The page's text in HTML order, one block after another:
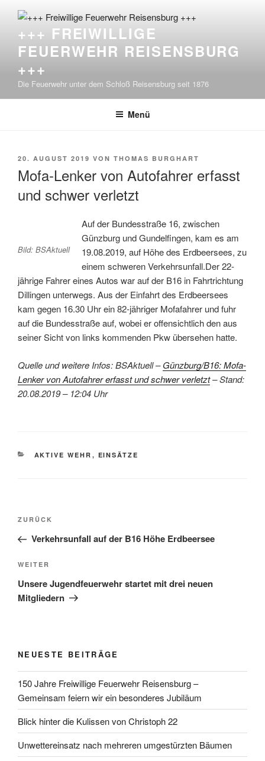
Inhalt
springen+++ FREIWILLIGE
FEUERWEHR REISENSBURG
+++
Die Feuerwehr unter dem Schloß Reisensburg seit 1876
Menü
VERÖFFENTLICHT
20. AUGUST 2019 VON THOMAS BURGHART
Mofa-Lenker von Autofahrer erfasst
und schwer verletzt
Bild: BSAktuell
Auf der Bundesstraße 16, zwischen
Günzburg und Gundelfingen, kam es am
19.08.2019, auf Höhe des Erdbeersees, zu
einem schweren Verkehrsunfall.Der 22-
jährige Fahrer eines Autos war auf der B16 in Fahrtrichtung
Dillingen unterwegs. Aus der Einfahrt des Erdbeersees
kam gegen 16.30 Uhr ein 82-jähriger Mofafahrer und fuhr
auf die Bundesstraße auf, wobei er offensichtlich den aus
seiner Sicht von links kommenden Pkw übersehen hatte.
Quelle und weitere Infos: BSAktuell –Günzburg/B16: Mofa-
Lenker von Autofahrer erfasst und schwer verletzt– Stand:
20.08.2019 – 12:04 Uhr
KATEGORIEN
AKTIVE WEHR , EINSÄTZE
Beitragsnavigation
Vorheriger
Beitrag
ZURÜCK
Verkehrsunfall auf der B16 Höhe Erdbeersee
Nächster
Beitrag
WEITER
Unsere Jugendfeuerwehr startet mit drei neuen
Mitgliedern
NEUESTE BEITRÄGE
150 Jahre Freiwillige Feuerwehr Reisensburg –
Gemeinsam feiern wir ein besonderes Jubiläum
Blick hinter die Kulissen von Christoph 22
Unwettereinsatz nach mehreren umgestürzten Bäumen